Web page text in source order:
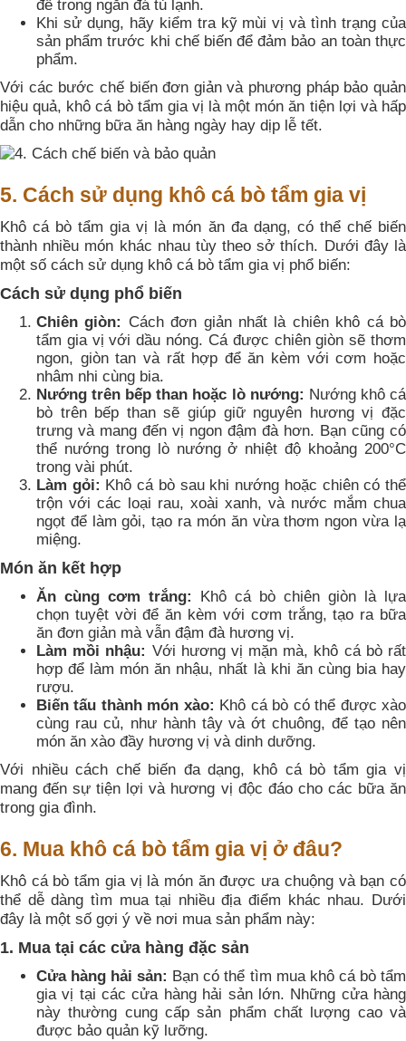
để trong ngăn đá tủ lạnh.
Khi sử dụng, hãy kiểm tra kỹ mùi vị và tình trạng của
sản phẩm trước khi chế biến để đảm bảo an toàn thực
phẩm.
Với các bước chế biến đơn giản và phương pháp bảo quản
hiệu quả, khô cá bò tẩm gia vị là một món ăn tiện lợi và hấp
dẫn cho những bữa ăn hàng ngày hay dịp lễ tết.
5. Cách sử dụng khô cá bò tẩm gia vị
Khô cá bò tẩm gia vị là món ăn đa dạng, có thể chế biến
thành nhiều món khác nhau tùy theo sở thích. Dưới đây là
một số cách sử dụng khô cá bò tẩm gia vị phổ biến:
Cách sử dụng phổ biến
Chiên giòn: Cách đơn giản nhất là chiên khô cá bò
tẩm gia vị với dầu nóng. Cá được chiên giòn sẽ thơm
ngon, giòn tan và rất hợp để ăn kèm với cơm hoặc
nhâm nhi cùng bia.
Nướng trên bếp than hoặc lò nướng: Nướng khô cá
bò trên bếp than sẽ giúp giữ nguyên hương vị đặc
trưng và mang đến vị ngon đậm đà hơn. Bạn cũng có
thể nướng trong lò nướng ở nhiệt độ khoảng 200°C
trong vài phút.
Làm gỏi: Khô cá bò sau khi nướng hoặc chiên có thể
trộn với các loại rau, xoài xanh, và nước mắm chua
ngọt để làm gỏi, tạo ra món ăn vừa thơm ngon vừa lạ
miệng.
Món ăn kết hợp
Ăn cùng cơm trắng:
Khô cá bò chiên giòn là lựa
chọn tuyệt vời để ăn kèm với cơm trắng, tạo ra bữa
ăn đơn giản mà vẫn đậm đà hương vị.
Làm mồi nhậu: Với hương vị mặn mà, khô cá bò rất
hợp để làm món ăn nhậu, nhất là khi ăn cùng bia hay
rượu.
Biến tấu thành món xào: Khô cá bò có thể được xào
cùng rau củ, như hành tây và ớt chuông, để tạo nên
món ăn xào đầy hương vị và dinh dưỡng.
Với nhiều cách chế biến đa dạng, khô cá bò tẩm gia vị
mang đến sự tiện lợi và hương vị độc đáo cho các bữa ăn
trong gia đình.
6. Mua khô cá bò tẩm gia vị ở đâu?
Khô cá bò tẩm gia vị là món ăn được ưa chuộng và bạn có
thể dễ dàng tìm mua tại nhiều địa điểm khác nhau. Dưới
đây là một số gợi ý về nơi mua sản phẩm này:
1. Mua tại các cửa hàng đặc sản
Cửa hàng hải sản: Bạn có thể tìm mua khô cá bò tẩm
gia vị tại các cửa hàng hải sản lớn. Những cửa hàng
này thường cung cấp sản phẩm chất lượng cao và
được bảo quản kỹ lưỡng.